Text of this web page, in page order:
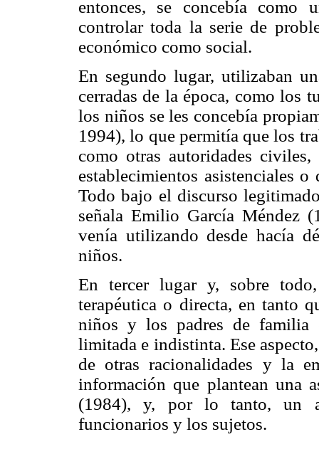
entonces, se concebía como
controlar toda la serie de
económico como social.
En segundo lugar, utilizaban
cerradas de la época, como los
los niños se les concebía
1994), lo que permitía que los
como otras autoridades
establecimientos asistenciales
Todo bajo el discurso
señala Emilio García Méndez
venía utilizando desde hacía
niños.
En tercer lugar y, sobre
terapéutica o directa, en tanto
niños y los padres de familia
limitada e indistinta. Ese
de otras racionalidades y la
información que plantean una
(1984), y, por lo tanto, un
funcionarios y los sujetos.